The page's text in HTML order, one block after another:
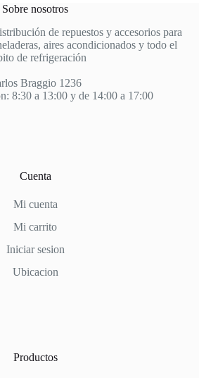
Sobre nosotros
de repuestos y accesorios para
aires acondicionados y todo el
de refrigeración
Braggio 1236
8:30 a 13:00 y de 14:00 a 17:00
Cuenta
Mi cuenta
Mi carrito
Iniciar sesion
Ubicacion
Productos